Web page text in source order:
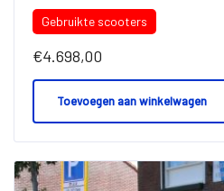
Gebruikte scooters
€4.698,00
Toevoegen aan winkelwagen